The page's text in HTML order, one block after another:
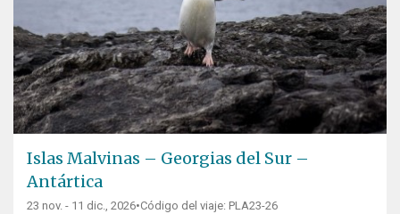
Islas Malvinas – Georgias del Sur –
Antártica
23 nov. - 11 dic., 2026•Código del viaje: PLA23-26